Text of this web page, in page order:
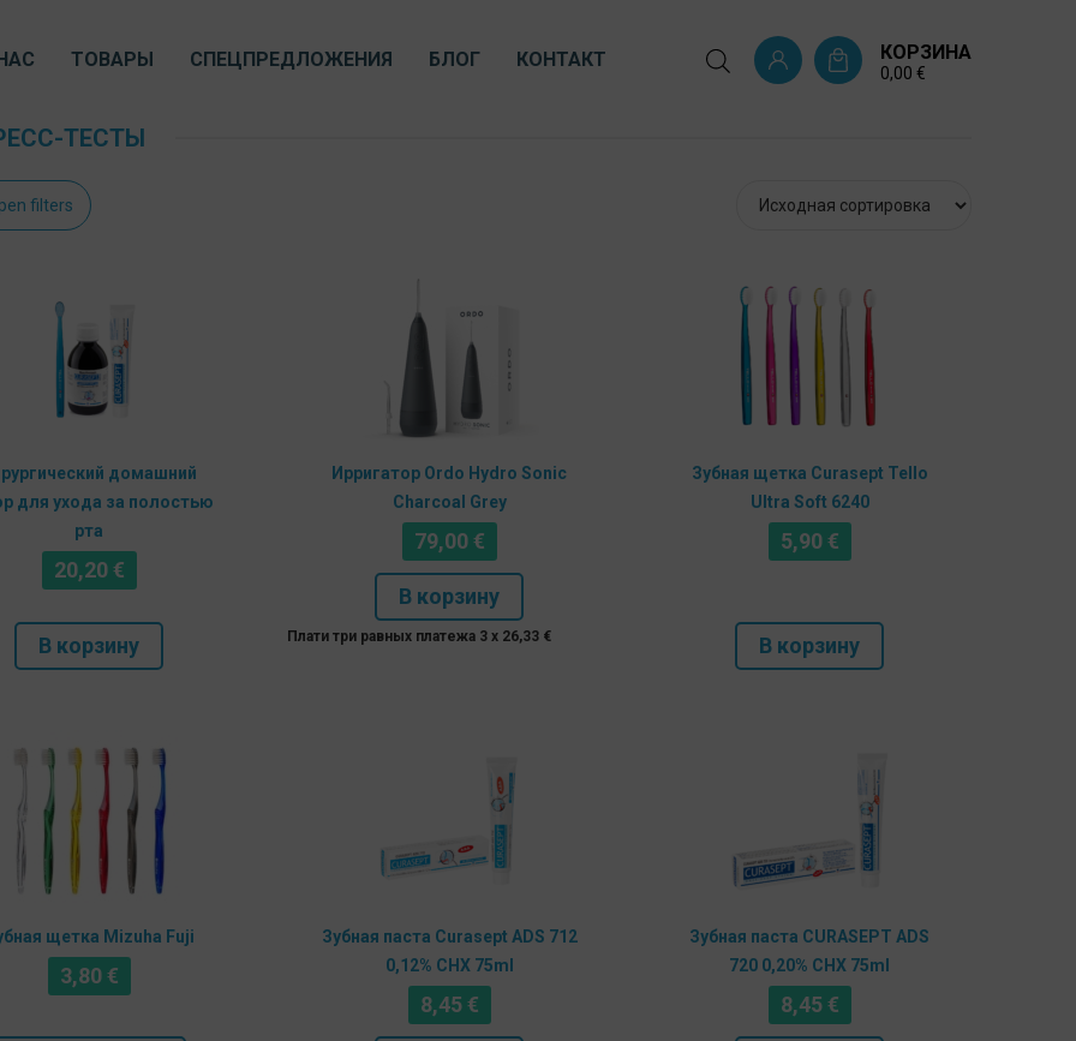
ТОВАРЫ СПЕЦПРЕДЛОЖЕНИЯ БЛОГ КОНТАКТ КОРЗИНА
0,00 €
ТЕСТЫ
filters
домашний
для ухода за полостью
рта
20,20€
В корзину
Ирригатор Ordo Hydro Sonic
Charcoal Grey
79,00€
В корзину
Плати три равных платежа 3 x 26,33 €
Зубная щетка Curasept Tello
Ultra Soft 6240
5,90€
В корзину
щетка Mizuha Fuji
3,80€
Зубная паста Curasept ADS 712
0,12% CHX 75ml
8,45€
Зубная паста CURASEPT ADS
720 0,20% CHX 75ml
8,45€